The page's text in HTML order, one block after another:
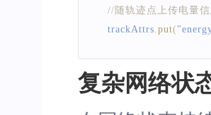
//随轨迹点上传电量
    trackAttrs
put(
String objectKey =
复杂网络状